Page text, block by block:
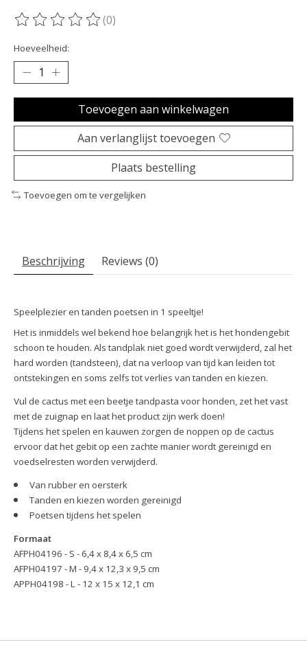
De beoordeling van dit product is
(0)
Hoeveelheid:
Toevoegen aan winkelwagen
Aan verlanglijst toevoegen
Plaats bestelling
Toevoegen om te vergelijken
Beschrijving Reviews (0)
Speelplezier en tanden poetsen in 1 speeltje!
Het is inmiddels wel bekend hoe belangrijk het is het hondengebit
schoon te houden. Als tandplak niet goed wordt verwijderd, zal het
hard worden (tandsteen), dat na verloop van tijd kan leiden tot
ontstekingen en soms zelfs tot verlies van tanden en kiezen.
Vul de cactus met een beetje tandpasta voor honden, zet het vast
met de zuignap en laat het product zijn werk doen!
Tijdens het spelen en kauwen zorgen de noppen op de cactus
ervoor dat het gebit op een zachte manier wordt gereinigd en
voedselresten worden verwijderd.
Van rubber en oersterk
Tanden en kiezen worden gereinigd
Poetsen tijdens het spelen
Formaat
AFPH04196 - S - 6,4 x 8,4 x 6,5 cm
AFPH04197 - M - 9,4 x 12,3 x 9,5 cm
APPH04198 - L - 12 x 15 x 12,1 cm